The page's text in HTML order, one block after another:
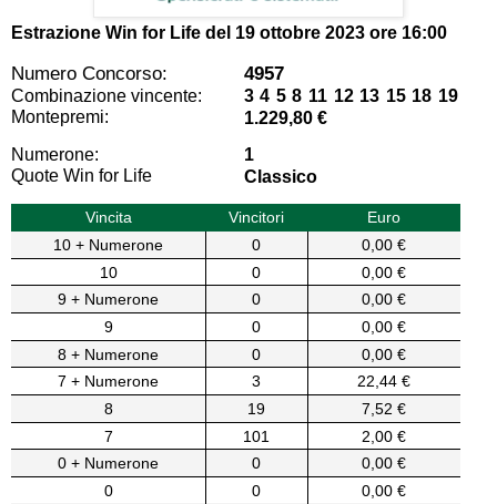
Estrazione Win for Life del 19 ottobre 2023 ore 16:00
Numero Concorso: 4957
Combinazione vincente:
3 4 5 8 11 12 13 15 18 19
Montepremi:
1.229,80 €
Numerone:
1
Quote Win for Life
Classico
Vincita Vincitori
Euro
10 + Numerone
0
0,00 €
10
0
0,00 €
9 + Numerone
0
0,00 €
9
0
0,00 €
8 + Numerone
0
0,00 €
7 + Numerone
3
22,44 €
8
19
7,52 €
7
101
2,00 €
0 + Numerone
0
0,00 €
0
0
0,00 €